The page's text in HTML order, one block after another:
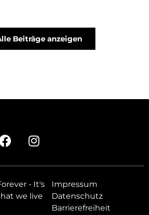
Beiträge anzeigen
- It's
we live
Impressum
Datenschutz
Barrierefreiheit